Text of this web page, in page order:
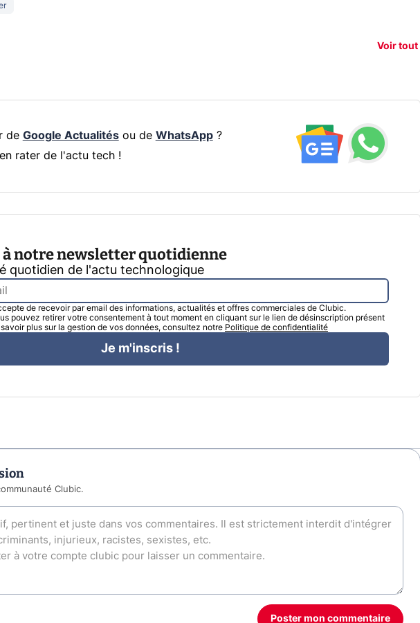
Voir tout
vous
de Google Actualitésou de WhatsApp?
rater de l'actu tech !
notre newsletter quotidienne
quotidien de l'actu technologique
de recevoir par email des informations, actualités et offres commerciales de Clubic.
pouvez retirer votre consentement à tout moment en cliquant sur le lien de désinscription présent
plus sur la gestion de vos données, consultez notre Politique de confidentialité
Je m'inscris !
Clubic.
Poster mon commentaire